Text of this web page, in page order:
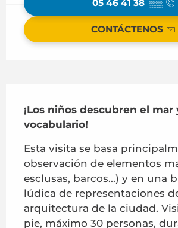
05 46 41 38 ▒▒
CONTÁCTENOS
¡Los niños descubren el mar
vocabulario!
Esta visita se basa
observación de elementos
esclusas, barcos...) y en una
lúdica de representaciones
arquitectura de la ciudad.
pie, máximo 30 personas,